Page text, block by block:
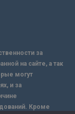
за
на сайте, а так
могут
и за
Кроме